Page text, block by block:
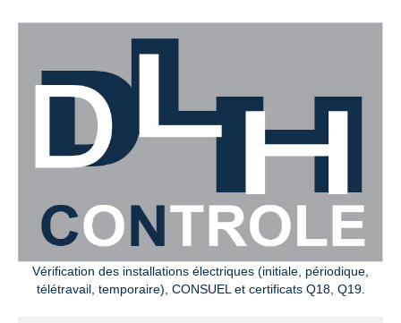
Vérification des installations électriques (initiale, périodique,
télétravail, temporaire), CONSUEL et certificats Q18, Q19.